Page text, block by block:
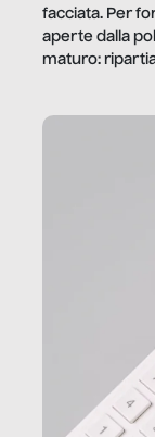
facciata. Per
aperte dalla
maturo: